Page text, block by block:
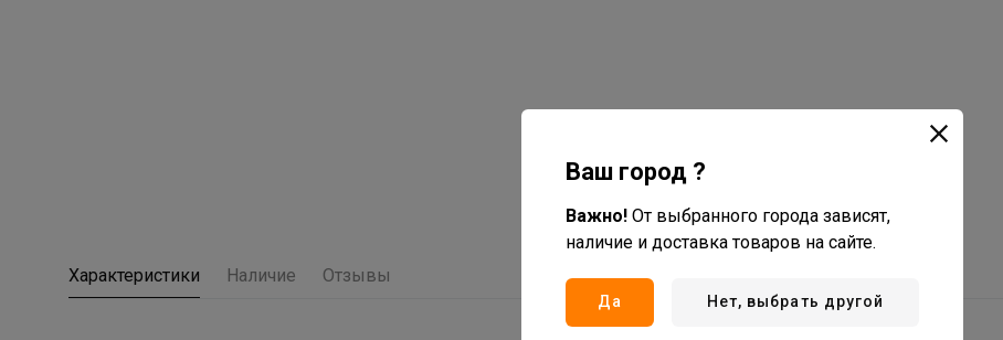
Характеристики Наличие Отзывы
Ваш город ?
Важно! От выбранного города зависят,
наличие и доставка товаров на сайте.
Да Нет, выбрать другой